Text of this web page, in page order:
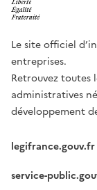
Le site officiel
entreprises.
Retrouvez toutes
administratives
développement
legifrance.gouv.fr
service-